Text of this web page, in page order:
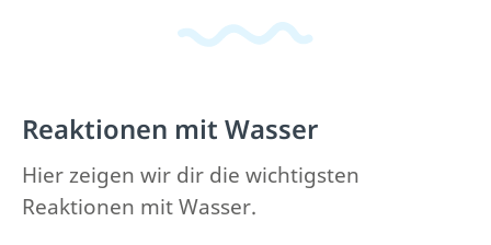
Reaktionen mit Wasser
Hier zeigen wir dir die wichtigsten
Reaktionen mit Wasser.